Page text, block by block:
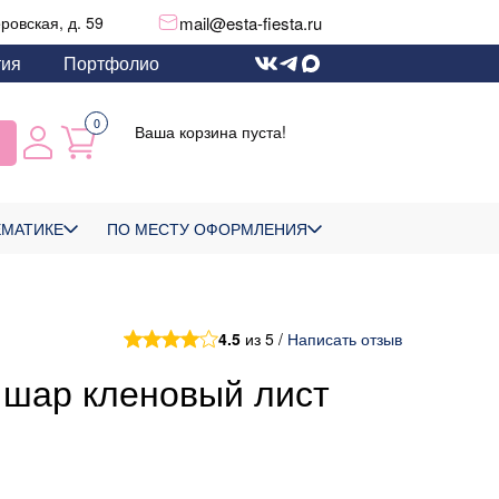
д. 59 mail@esta-fiesta.ru
Портфолио
0 Ваша корзина пуста!
ПО МЕСТУ ОФОРМЛЕНИЯ
4.5 из 5 / Написать отзыв
кленовый лист